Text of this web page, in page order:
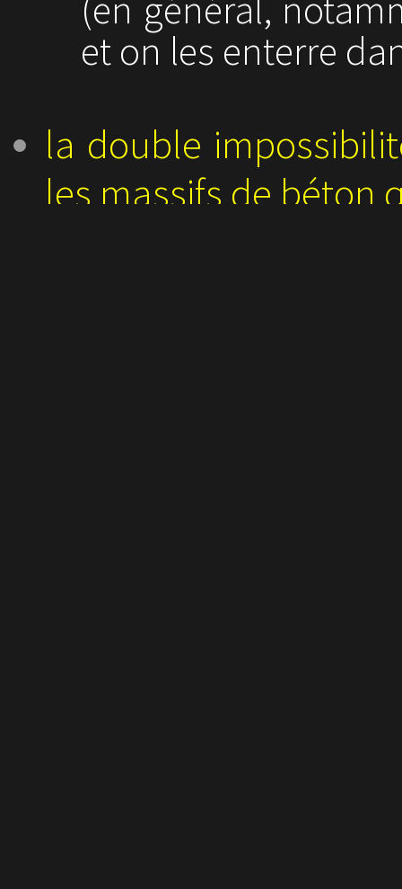
et on les enterre
la double
les massifs de béton